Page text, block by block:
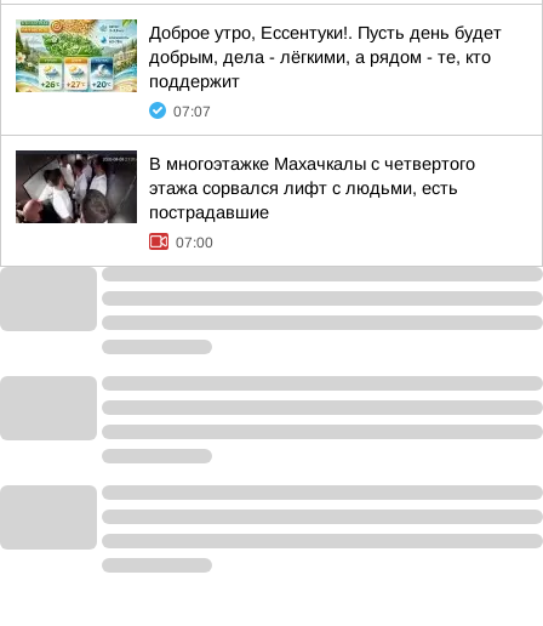
Доброе утро, Ессентуки!. Пусть день будет
добрым, дела - лёгкими, а рядом - те, кто
поддержит
07:07
В многоэтажке Махачкалы с четвертого
этажа сорвался лифт с людьми, есть
пострадавшие
07:00